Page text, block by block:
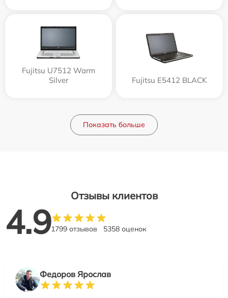
Fujitsu U7512 Warm
Silver
Fujitsu E5412 BLACK
Показать больше
Отзывы клиентов
4.91799 отзывов 5358 оценок
Федоров Ярослав